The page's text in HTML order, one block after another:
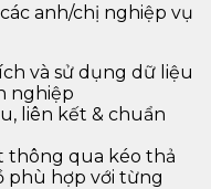
anh/chị nghiệp vụ
và sử dụng dữ liệu
nghiệp
liên kết & chuẩn
thông qua kéo thả
phù hợp với từng